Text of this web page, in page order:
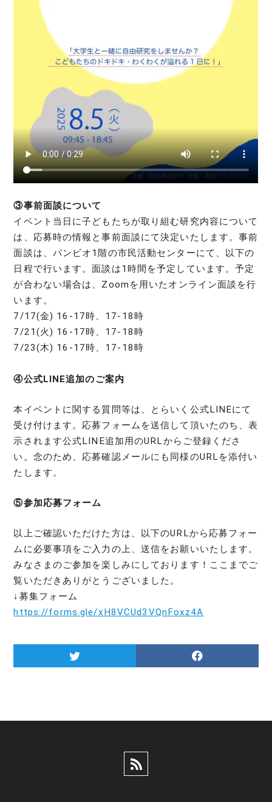
③事前面談について
イベント当日に子どもたちが取り組む研究内容について
は、応募時の情報と事前面談にて決定いたします。事前
面談は、バンビオ1階の市民活動センターにて、以下の
日程で行います。面談は1時間を予定しています。予定
が合わない場合は、Zoomを用いたオンライン面談を行
います。
7/17(金) 16-17時、17-18時
7/21(火) 16-17時、17-18時
7/23(木) 16-17時、17-18時
④公式LINE追加のご案内
本イベントに関する質問等は、とらいく公式LINEにて
受け付けます。応募フォームを送信して頂いたのち、表
示されます公式LINE追加用のURLからご登録くださ
い。念のため、応募確認メールにも同様のURLを添付い
たします。
⑤参加応募フォーム
以上ご確認いただけた方は、以下のURLから応募フォー
ムに必要事項をご入力の上、送信をお願いいたします。
みなさまのご参加を楽しみにしております！ここまでご
覧いただきありがとうございました。
↓募集フォーム
https://forms.gle/xH8VCUd3VQnFoxz4A